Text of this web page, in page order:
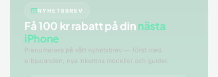
NYHETSBREV
Få 100 kr rabatt på dinnästa
iPhone
Prenumerera på vårt nyhetsbrev — först med
erbjudanden, nya inkomna modeller och guider.